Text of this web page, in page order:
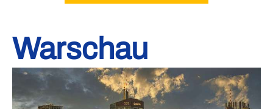
Warschau